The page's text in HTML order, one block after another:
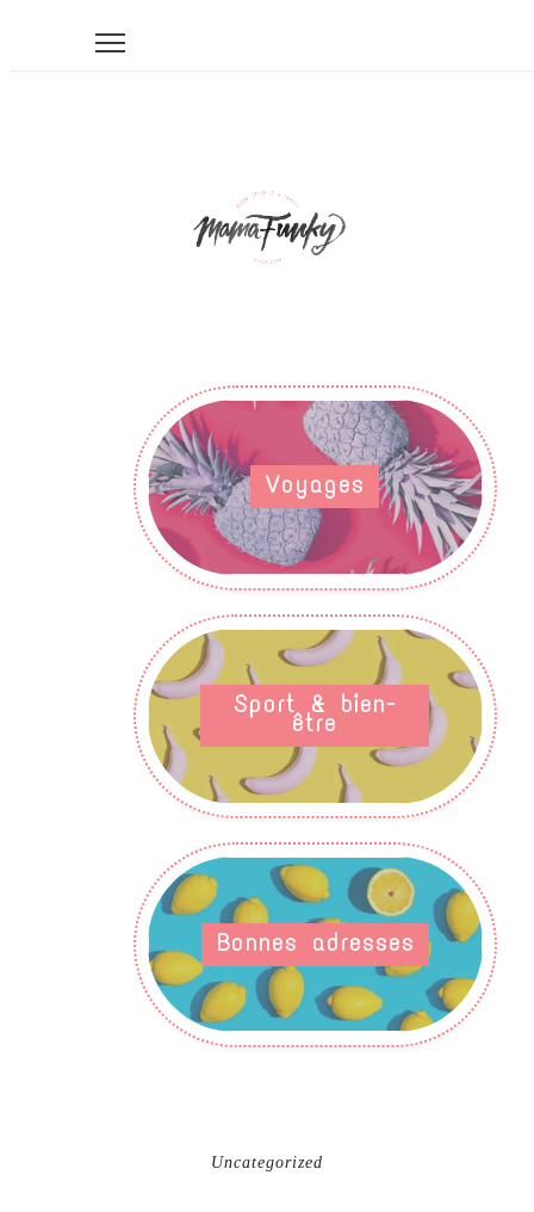
Voyages
Sport & bien-
être
Bonnes adresses
Uncategorized